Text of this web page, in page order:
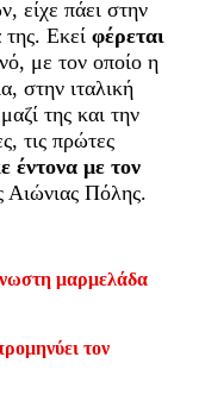
είχε πάει στην
Εκεί φέρεται
με τον οποίο η
στην ιταλική
της και την
τις πρώτες
έντονα με τον
Αιώνιας Πόλης.
μαρμελάδα
τον